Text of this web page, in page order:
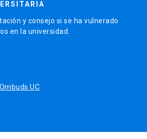
y consejo si se ha vulnerado
en la universidad.
UC